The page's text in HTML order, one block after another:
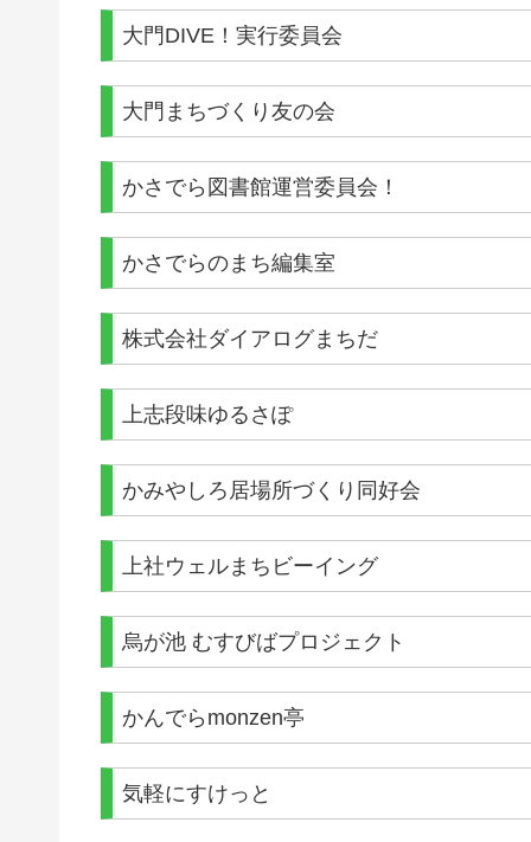
大門DIVE！実行委員会
大門まちづくり友の会
かさでら図書館運営委員会！
かさでらのまち編集室
株式会社ダイアログまちだ
上志段味ゆるさぽ
かみやしろ居場所づくり同好会
上社ウェルまちビーイング
烏が池 むすびばプロジェクト
かんでらmonzen亭
気軽にすけっと